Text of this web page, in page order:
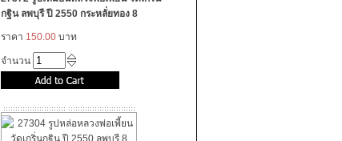
กฐิน ลพบุรี ปี 2550 กระหลั่ยทอง 8
ราคา 150.00 บาท
จำนวน